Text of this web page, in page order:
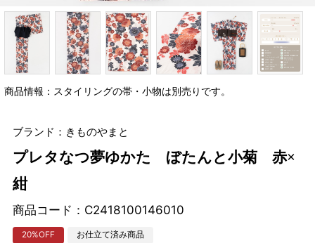
商品情報：スタイリングの帯・小物は別売りです。
ブランド：きものやまと
プレタなつ夢ゆかた ぼたんと小菊 赤×
紺
商品コード： C2418100146010
20%OFF お仕立て済み商品